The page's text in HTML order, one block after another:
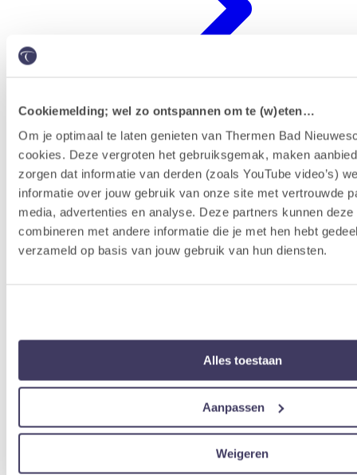
Cookiemelding; wel zo ontspannen om te (w)eten…
Om je optimaal te laten genieten van Thermen Bad
cookies. Deze vergroten het gebruiksgemak, maken
zorgen dat informatie van derden (zoals YouTube video’s)
informatie over jouw gebruik van onze site met vertrouwde
media, advertenties en analyse. Deze partners kunnen deze
combineren met andere informatie die je met hen hebt
verzameld op basis van jouw gebruik van hun diensten.
Alles toestaan
Aanpassen
Weigeren
Erlebnisprogramm